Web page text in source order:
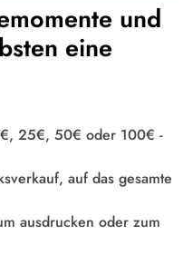
und
eine
25€, 50€ oder 100€ -
auf das gesamte
ausdrucken oder zum